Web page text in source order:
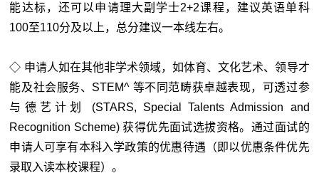
能达标，还可以申请理大副学士2+2课程，建议英语单科
100至110分及以上，总分建议一本线左右。
◇ 申请人如在其他非学术领域，如体育、文化艺术、领导才
能及社会服务、STEM^ 等不同范畴获卓越表现，可透过参
与德艺计划 (STARS, Special Talents Admission and
Recognition Scheme) 获得优先面试选拔资格。通过面试的
申请人可享有本科入学政策的优惠待遇（即以优惠条件优先
录取入读本校课程）。